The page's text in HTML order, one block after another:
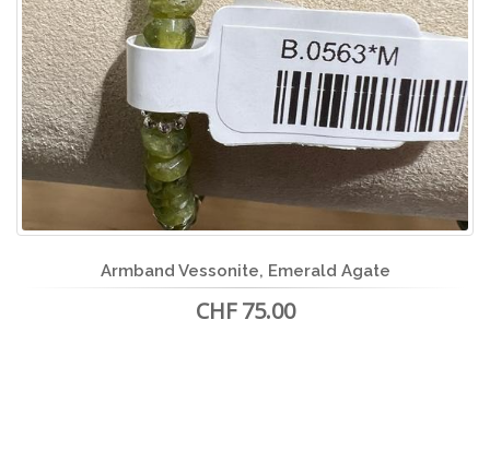
Armband Vessonite, Emerald Agate
CHF 75.00